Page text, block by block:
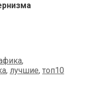
,
, лучшие, топ10